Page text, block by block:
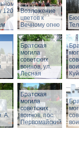
Возложение
цветов к
Вечному огню
Братская
могила
советских
воинов, ул.
Лесная
А.
Братская
могила
советских
воинов, пос.
Первомайский